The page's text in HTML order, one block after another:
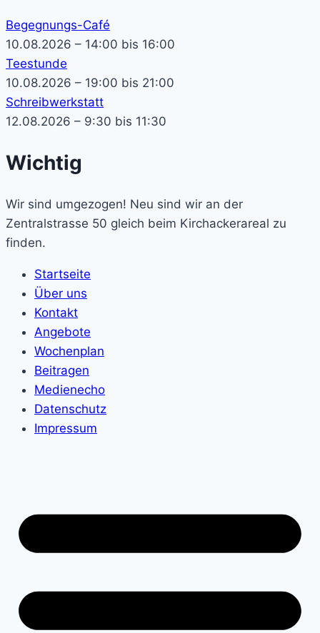
Begegnungs-Café
10.08.2026 – 14:00 bis 16:00
Teestunde
10.08.2026 – 19:00 bis 21:00
Schreibwerkstatt
12.08.2026 – 9:30 bis 11:30
Wichtig
Wir sind umgezogen! Neu sind wir an der
Zentralstrasse 50 gleich beim Kirchackerareal zu
finden.
Startseite
Über uns
Kontakt
Angebote
Wochenplan
Beitragen
Medienecho
Datenschutz
Impressum